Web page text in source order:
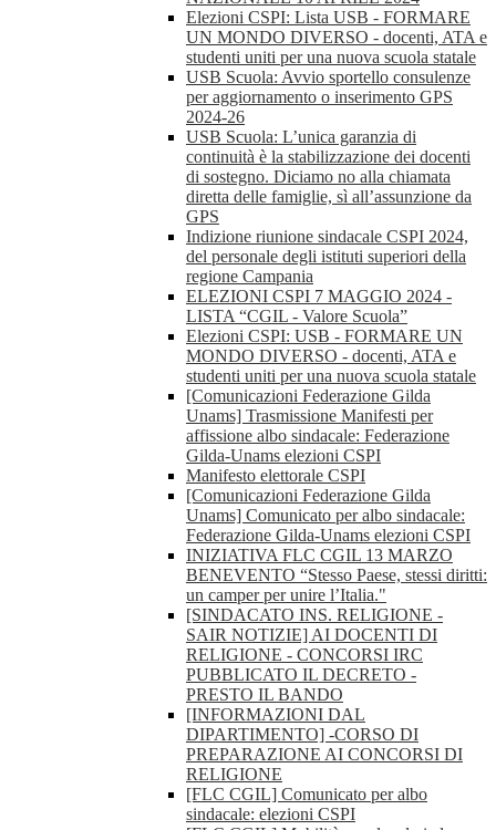
Elezioni CSPI: Lista USB - FORMARE
UN MONDO DIVERSO - docenti, ATA e
studenti uniti per una nuova scuola statale
USB Scuola: Avvio sportello consulenze
per aggiornamento o inserimento GPS
2024-26
USB Scuola: L’unica garanzia di
continuità è la stabilizzazione dei docenti
di sostegno. Diciamo no alla chiamata
diretta delle famiglie, sì all’assunzione da
GPS
Indizione riunione sindacale CSPI 2024,
del personale degli istituti superiori della
regione Campania
ELEZIONI CSPI 7 MAGGIO 2024 -
LISTA “CGIL - Valore Scuola”
Elezioni CSPI: USB - FORMARE UN
MONDO DIVERSO - docenti, ATA e
studenti uniti per una nuova scuola statale
[Comunicazioni Federazione Gilda
Unams] Trasmissione Manifesti per
affissione albo sindacale: Federazione
Gilda-Unams elezioni CSPI
Manifesto elettorale CSPI
[Comunicazioni Federazione Gilda
Unams] Comunicato per albo sindacale:
Federazione Gilda-Unams elezioni CSPI
INIZIATIVA FLC CGIL 13 MARZO
BENEVENTO “Stesso Paese, stessi diritti:
un camper per unire l’Italia."
[SINDACATO INS. RELIGIONE -
SAIR NOTIZIE] AI DOCENTI DI
RELIGIONE - CONCORSI IRC
PUBBLICATO IL DECRETO -
PRESTO IL BANDO
[INFORMAZIONI DAL
DIPARTIMENTO] -CORSO DI
PREPARAZIONE AI CONCORSI DI
RELIGIONE
[FLC CGIL] Comunicato per albo
sindacale: elezioni CSPI